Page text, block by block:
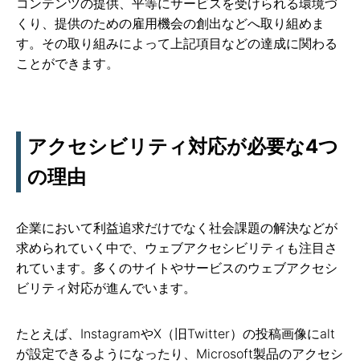
くり、提供のための雇用機会の創出などへ取り組めま
す。その取り組みによって上記項目などの達成に関わる
ことができます。
アクセシビリティ対応が必要な4つ
の理由
企業において利益追求だけでなく社会課題の解決などが
求められていく中で、ウェブアクセシビリティも注目さ
れています。多くのサイトやサービスのウェブアクセシ
ビリティ対応が進んでいます。
たとえば、InstagramやX（旧Twitter）の投稿画像にalt
が設定できるようになったり、Microsoft製品のアクセシ